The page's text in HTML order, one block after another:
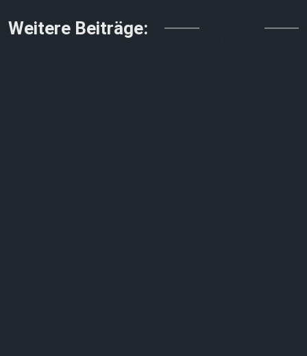
Weitere Beiträge: